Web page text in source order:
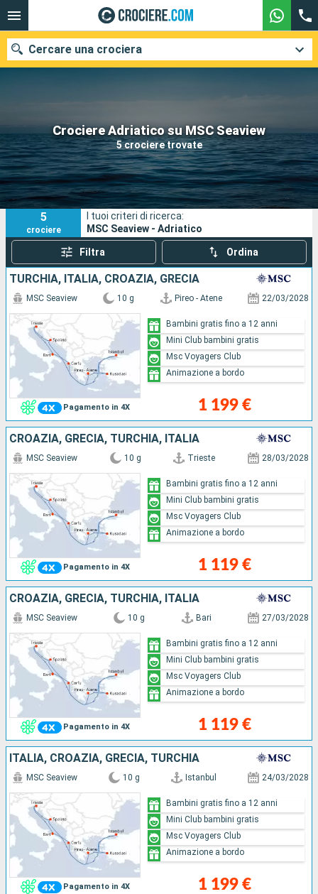
Crociere Adriatico su MSC Seaview
5 crociere trovate
Cercare una crociera
Le nostre destinazioni
Mesi di partenza
Porti Compagnie
Ricerca
5
crociere
I tuoi criteri di ricerca:
MSC Seaview - Adriatico
Filtra Ordina
TURCHIA, ITALIA, CROAZIA, GRECIA
Pagamento in 4X
MSC Seaview 10 g Pireo - Atene 22/03/2028
1 199 €
Bambini gratis fino a 12 anni
Mini Club bambini gratis
Msc Voyagers Club
Animazione a bordo
CROAZIA, GRECIA, TURCHIA, ITALIA
Pagamento in 4X
MSC Seaview 10 g Trieste 28/03/2028
1 119 €
Bambini gratis fino a 12 anni
Mini Club bambini gratis
Msc Voyagers Club
Animazione a bordo
CROAZIA, GRECIA, TURCHIA, ITALIA
Pagamento in 4X
MSC Seaview 10 g Bari 27/03/2028
1 119 €
Bambini gratis fino a 12 anni
Mini Club bambini gratis
Msc Voyagers Club
Animazione a bordo
ITALIA, CROAZIA, GRECIA, TURCHIA
Pagamento in 4X
MSC Seaview 10 g Istanbul 24/03/2028
1 199 €
Bambini gratis fino a 12 anni
Mini Club bambini gratis
Msc Voyagers Club
Animazione a bordo